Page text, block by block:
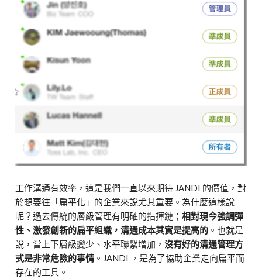
工作溝通有效率，這是我們一直以來期待 JANDI 的價值，對
於想要往「扁平化」的企業來說尤其重要。為什麼這樣說
呢？過去傳統的層級管理有明確的指揮鏈；相對現今強調彈
性、激發創新的扁平組織，溝通成本其實是提高的 。也就是
說，當上下層級變少、水平聯繫增加，沒有好的溝通管理方
式是非常危險的事情 。JANDI ，是為了協助企業走向扁平而
存在的工具。